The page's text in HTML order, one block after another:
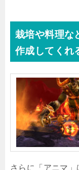
栽培や料理な
作成してくれ
さらに「アニマ